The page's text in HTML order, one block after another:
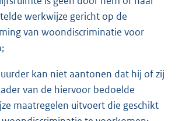
werkwijze gericht op de
van woondiscriminatie voor
kan niet aantonen dat hij of zij
van de hiervoor bedoelde
maatregelen uitvoert die geschikt